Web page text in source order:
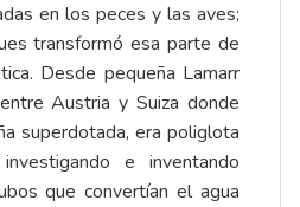
en los peces y las aves;
transformó esa parte de
Desde pequeña Lamarr
Austria y Suiza donde
superdotada, era poliglota
e inventando
que convertían el agua